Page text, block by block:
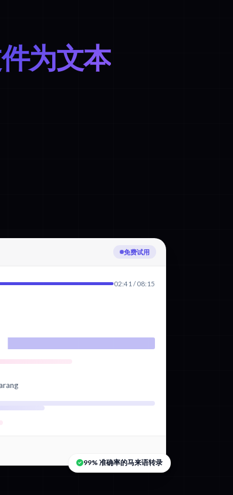
为文本
上传中
02:41 / 08:15
99% 准确率的马来语转录